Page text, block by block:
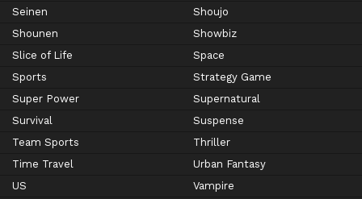
Seinen
Shoujo
Shounen
Showbiz
Slice of Life
Space
Sports
Strategy Game
Super Power
Supernatural
Survival
Suspense
Team Sports
Thriller
Time Travel
Urban Fantasy
US
Vampire